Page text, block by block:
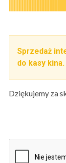
Sprzedaż
do kasy kina.
Dziękujemy za